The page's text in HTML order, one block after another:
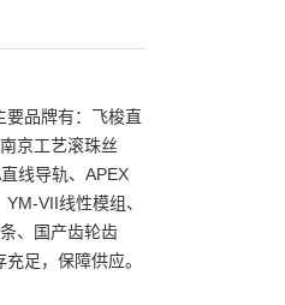
要品牌有：飞梭直
京工艺滚珠丝
线导轨、APEX
VII线性模组、
、国产齿轮齿
足，保障供应。